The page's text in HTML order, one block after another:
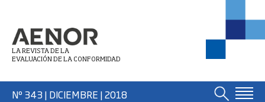
LA REVISTA DE LA
EVALUACIÓN DE LA CONFORMIDAD
Nº 343 | DICIEMBRE | 2018